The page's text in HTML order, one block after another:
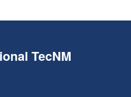
TecNM